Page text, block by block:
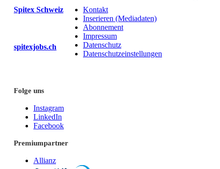
Spitex Schweiz
spitexjobs.ch
Kontakt
Inserieren (Mediadaten)
Abonnement
Impressum
Datenschutz
Datenschutzeinstellungen
Folge uns
Instagram
LinkedIn
Facebook
Premiumpartner
Allianz